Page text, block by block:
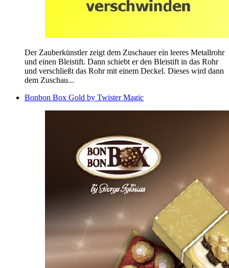
Der Zauberkünstler zeigt dem Zuschauer ein leeres Metallrohr
und einen Bleistift. Dann schiebt er den Bleistift in das Rohr
und verschließt das Rohr mit einem Deckel. Dieses wird dann
dem Zuschau...
Bonbon Box Gold by Twister Magic